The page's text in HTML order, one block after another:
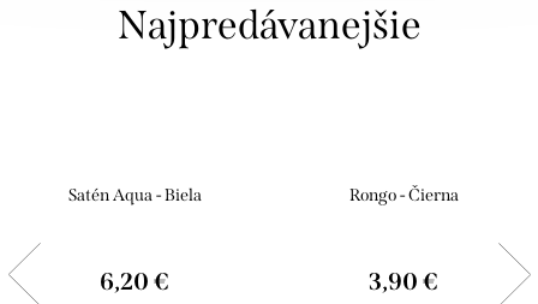
Najpredávanejšie
Satén Aqua - Biela
6,20 €
Rongo - Čierna
3,90 €